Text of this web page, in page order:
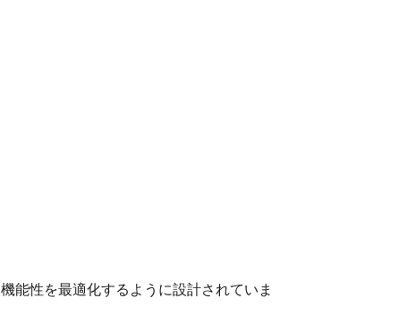
能性を最適化するように設計されていま